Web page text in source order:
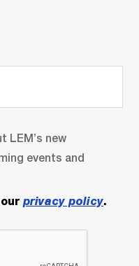
LEM’s new
events and
privacy policy.